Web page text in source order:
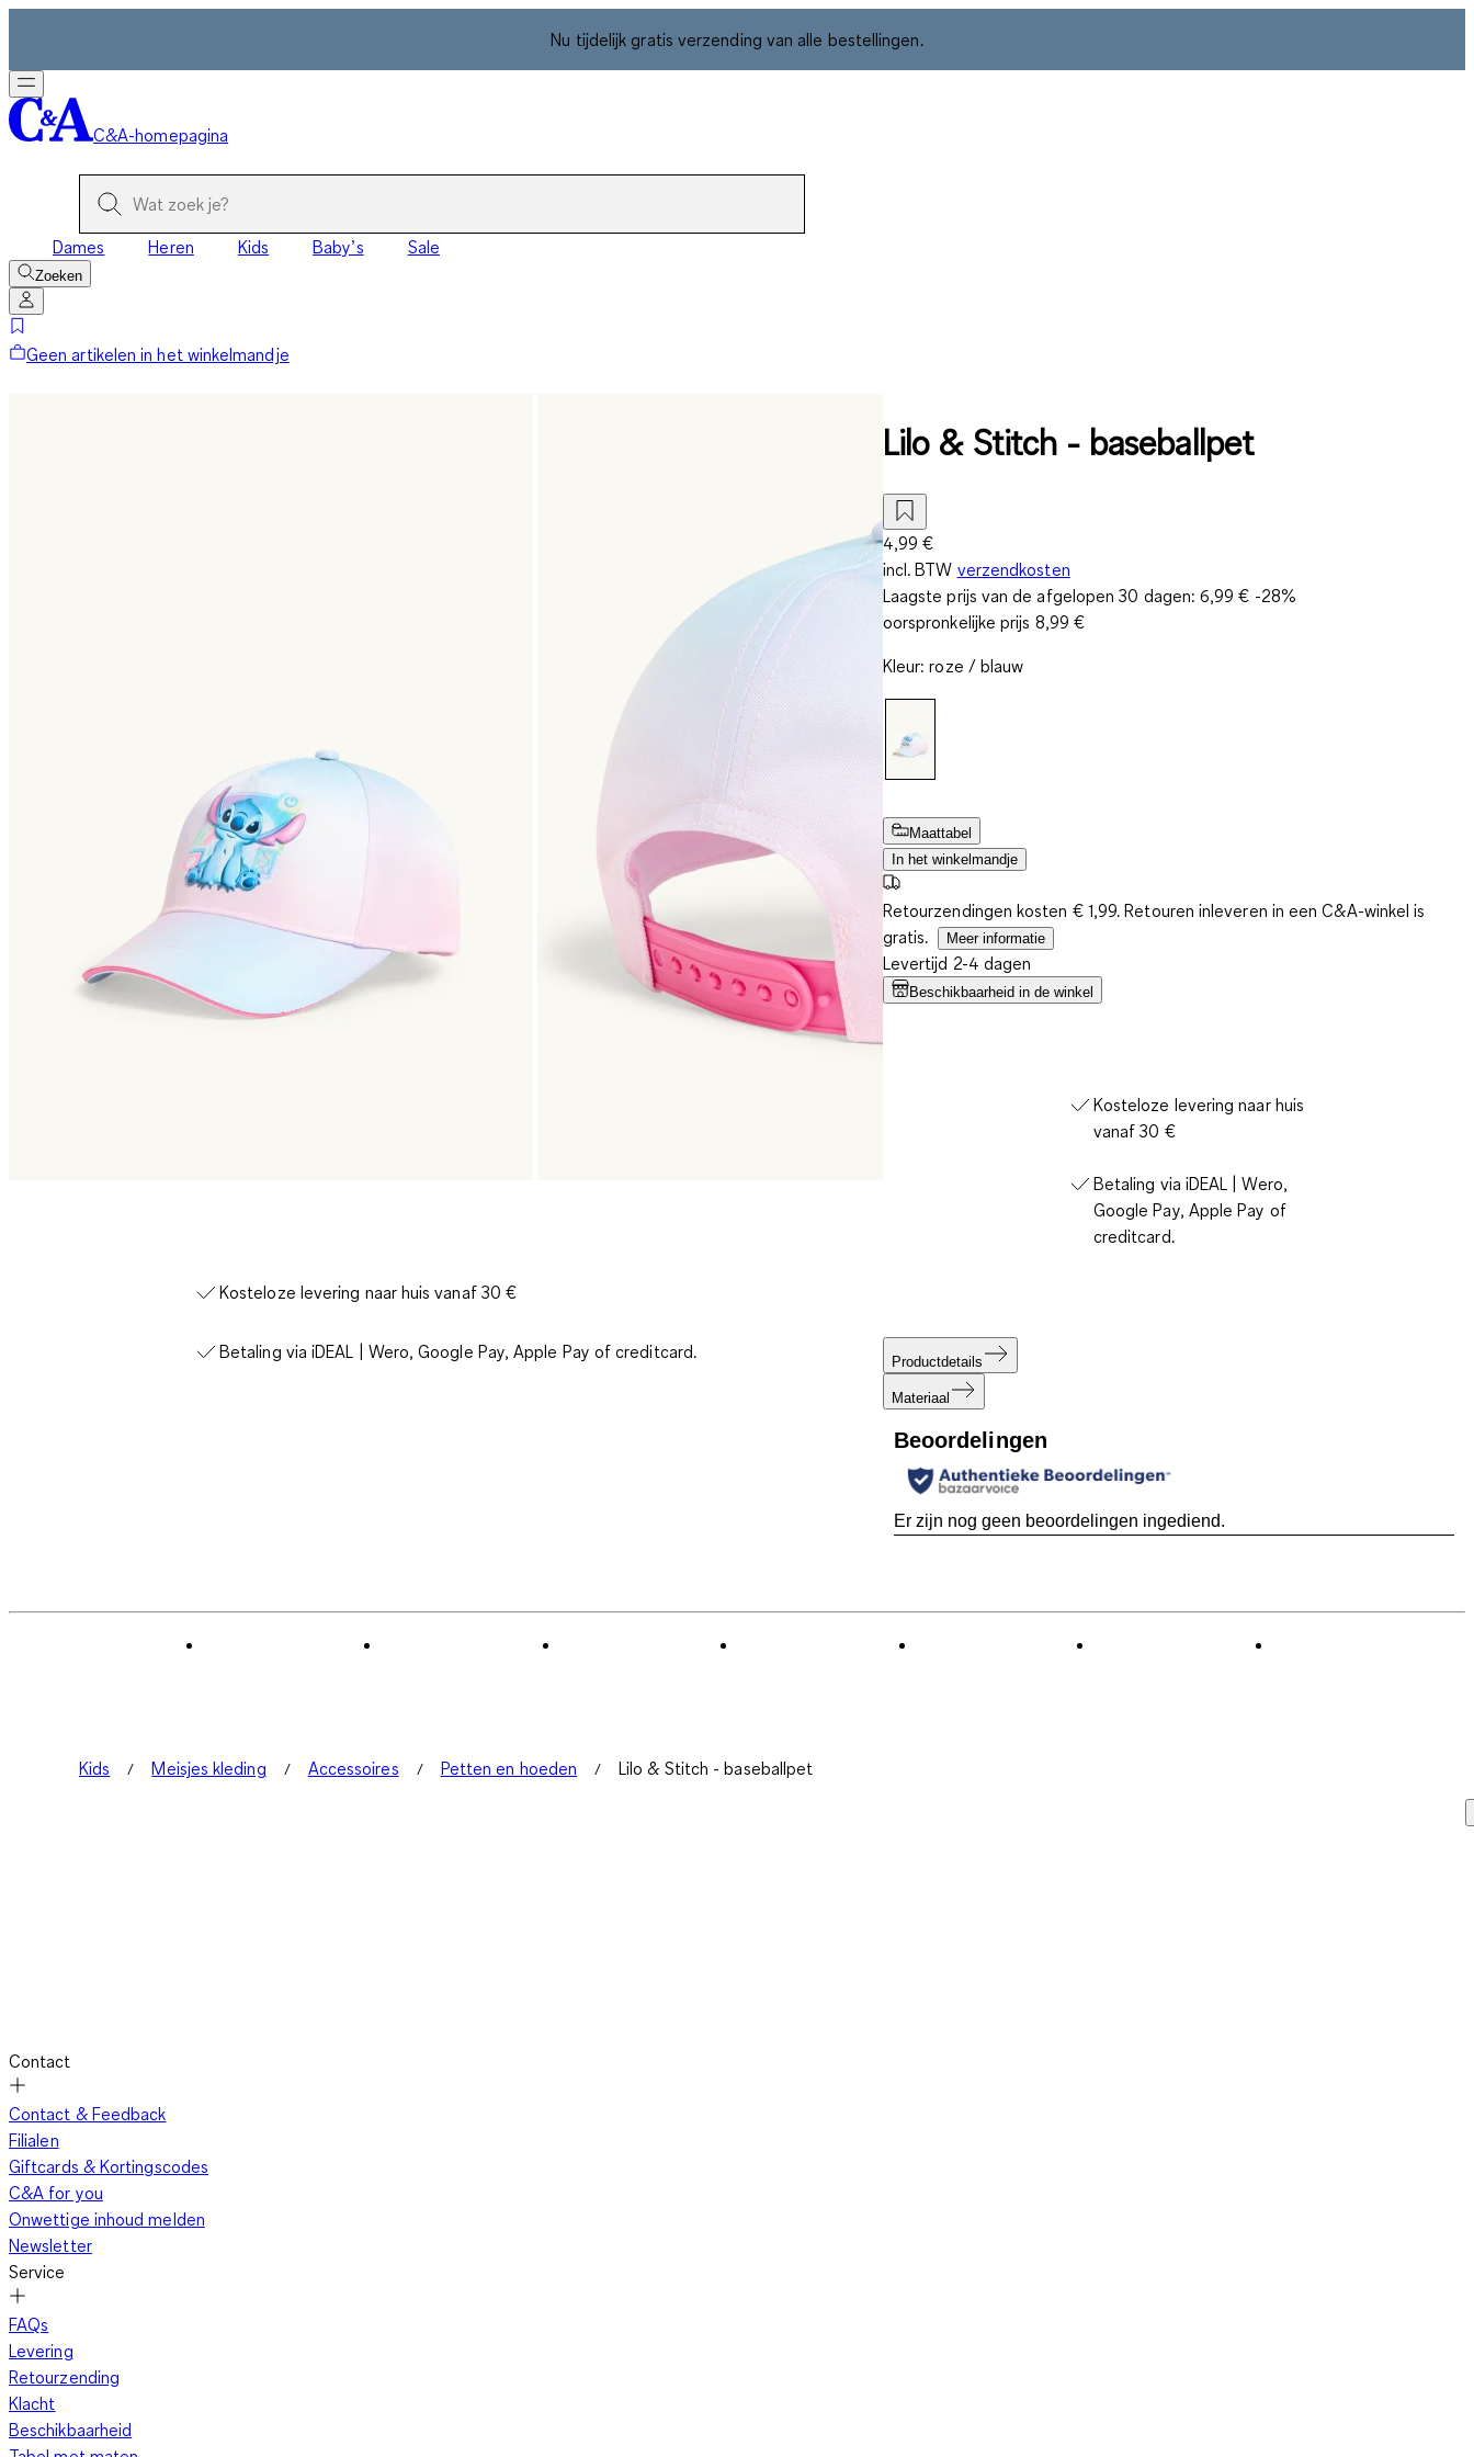
Nu tijdelijk gratis verzending van alle bestellingen.
C&A-homepagina
Dames Heren Kids Baby’s Sale
Zoeken
Geen artikelen in het winkelmandje
Kosteloze levering naar huis vanaf 30 €
Betaling via iDEAL | Wero, Google Pay, Apple Pay of creditcard.
Lilo & Stitch - baseballpet
4,99 €
incl. BTW verzendkosten
Laagste prijs van de afgelopen 30 dagen:6,99 € -28%
oorspronkelijke prijs 8,99 €
Kleur: roze / blauw
Maattabel
In het winkelmandje
Retourzendingen kosten € 1,99. Retouren inleveren in een C&A-winkel is
gratis.
Meer informatie
Levertijd 2-4 dagen
Beschikbaarheid in de winkel
Kosteloze levering naar huis
vanaf 30 €
Betaling via iDEAL | Wero,
Google Pay, Apple Pay of
creditcard.
Productdetails
Materiaal
Beoordelingen
Er zijn nog geen beoordelingen ingediend.
Kids Meisjes kleding Accessoires Petten en hoeden Lilo & Stitch - baseballpet
Contact
Contact & Feedback
Filialen
Giftcards & Kortingscodes
C&A for you
Onwettige inhoud melden
Newsletter
Service
FAQs
Levering
Retourzending
Klacht
Beschikbaarheid